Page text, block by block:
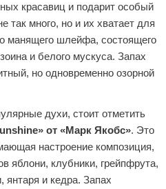
красавиц и подарит особый
много, но и их хватает для
манящего шлейфа, состоящего
и белого мускуса. Запах
но одновременно озорной
духи, стоит отметить
от «Марк Якобс». Это
настроение композиция,
яблони, клубники, грейпфрута,
и кедра. Запах